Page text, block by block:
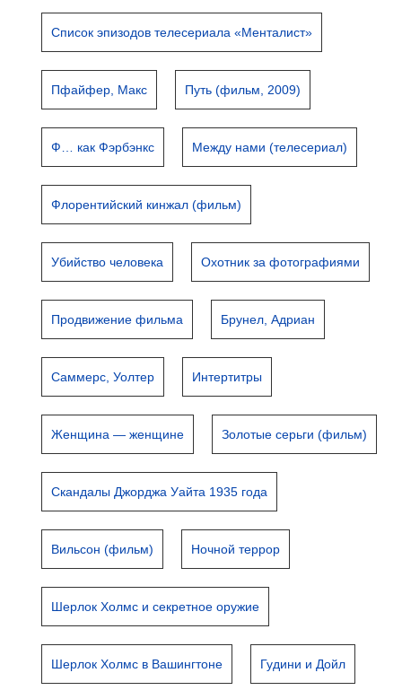
Список эпизодов телесериала «Менталист»
Пфайфер, Макс Путь (фильм, 2009)
Ф… как Фэрбэнкс Между нами (телесериал)
Флорентийский кинжал (фильм)
Убийство человека Охотник за фотографиями
Продвижение фильма Брунел, Адриан
Саммерс, Уолтер Интертитры
Женщина — женщине Золотые серьги (фильм)
Скандалы Джорджа Уайта 1935 года
Вильсон (фильм) Ночной террор
Шерлок Холмс и секретное оружие
Шерлок Холмс в Вашингтоне Гудини и Дойл